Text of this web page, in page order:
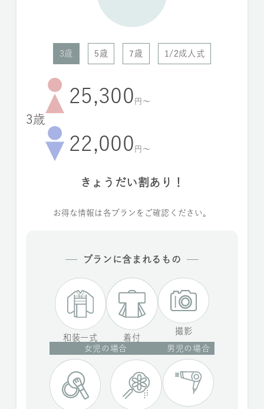
3歳 5歳 7歳 1/2成人式
3歳
25,300 円〜
22,000 円〜
きょうだい割あり！
お得な情報は各プランをご確認ください。
プランに含まれるもの
和装一式 着付
撮影
女児の場合 男児の場合